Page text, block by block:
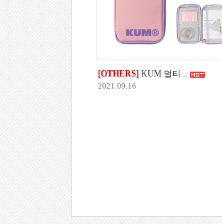
[OTHERS] KUM 멀티 ..
2021.09.16